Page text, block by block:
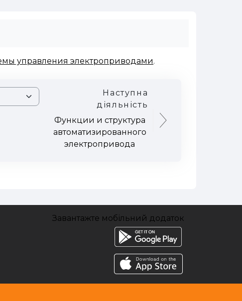
управления электроприводами.
Наступна
діяльність
Функции и структура
автоматизированного
электропривода
Завантажте мобільний додаток